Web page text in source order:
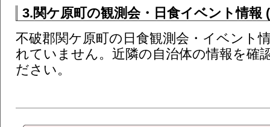
3.関ケ原町の観測会・日食イベント情報
不破郡関ケ原町の日食観測会・イベント
れていません。近隣の自治体の情報を確
ださい。